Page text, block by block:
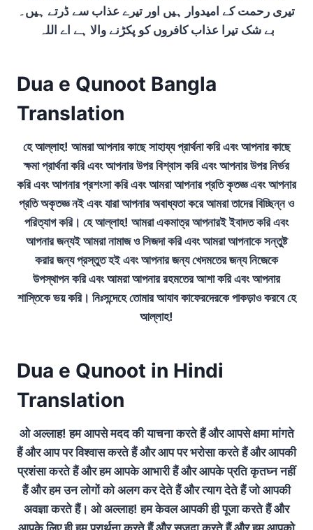
تیری رحمت کے امیدوار ہیں اور تیرے عذاب سے ڈرتے ہیں۔
بے شک تیرا عذاب کافروں کو پکڑنے والا ہے اے اللہ
Dua e Qunoot Bangla
Translation
হে আল্লাহ! আমরা আপনার কাছে সাহায্য প্রার্থনা করি এবং আপনার কাছে
ক্ষমা প্রার্থনা করি এবং আপনার উপর বিশ্বাস করি এবং আপনার উপর নির্ভর
করি এবং আপনার প্রশংসা করি এবং আমরা আপনার প্রতি কৃতজ্ঞ এবং আপনার
প্রতি অকৃতজ্ঞ নই এবং যারা আপনার অবাধ্যতা করে আমরা তাদের বিচ্ছিন্ন ও
পরিত্যাগ করি। হে আল্লাহ! আমরা একমাত্র আপনারই ইবাদত করি এবং
আপনার জন্যই আমরা নামাজ ও সিজদা করি এবং আমরা আপনাকে সন্তুষ্ট
করার জন্য প্রস্তুত হই এবং আপনার জন্য খেদমতের জন্য নিজেকে
উপস্থাপন করি এবং আমরা আপনার রহমতের আশা করি এবং আপনার
শাস্তিকে ভয় করি। নিঃসন্দেহে তোমার আযাব কাফেরদেরকে পাকড়াও করবে হে
আল্লাহ!
Dua e Qunoot in Hindi
Translation
ओ अल्लाह! हम आपसे मदद की याचना करते हैं और आपसे क्षमा मांगते
हैं और आप पर विश्वास करते हैं और आप पर भरोसा करते हैं और आपकी
प्रशंसा करते हैं और हम आपके आभारी हैं और आपके प्रति कृतघ्न नहीं
हैं और हम उन लोगों को अलग कर देते हैं और त्याग देते हैं जो आपकी
अवज्ञा करते हैं। ओ अल्लाह! हम केवल आपकी ही पूजा करते हैं और